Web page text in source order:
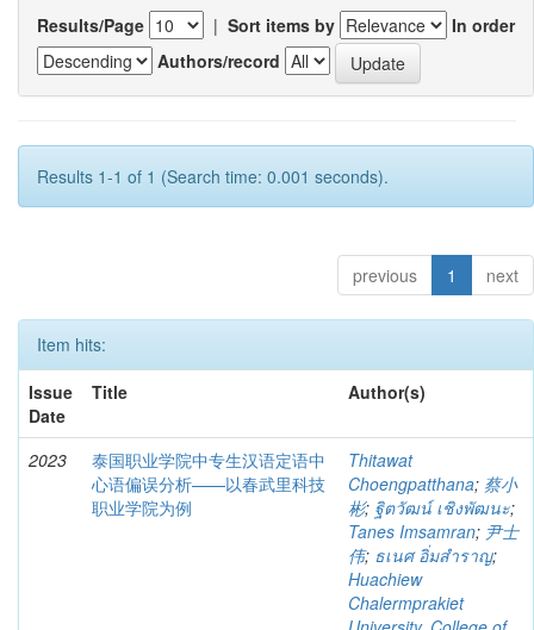
Results/Page | Sort items by
In order
Authors/record
Results 1-1 of 1 (Search time: 0.001 seconds).
previous 1 next
Item hits:
Issue
Date
Title Author(s)
2023
泰国职业学院中专生汉语定语中
心语偏误分析——以春武里科技
职业学院为例
Thitawat
Choengpatthana; 蔡小
彬; ฐิตวัฒน์ เชิงพัฒนะ;
Tanes Imsamran; 尹士
伟; ธเนศ อิ่มสำราญ;
Huachiew
Chalermprakiet